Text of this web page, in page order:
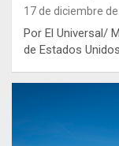
17 de diciembre de
Por El Universal/
de Estados